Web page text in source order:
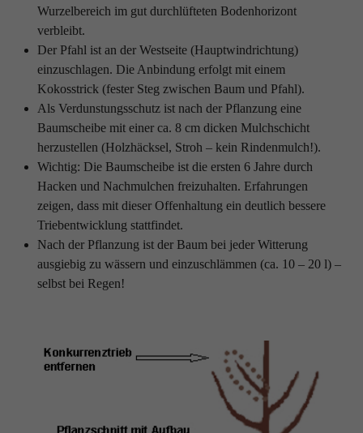
Wurzelbereich im gut durchlüfteten Bodenhorizont
verbleibt.
Der Pfahl ist an der Westseite (Hauptwindrichtung)
einzuschlagen. Die Anbindung erfolgt mit einem
Kokosstrick (fester Steg zwischen Baum und Pfahl).
Als Verdunstungsschutz ist nach der Pflanzung eine
Baumscheibe mit einer ca. 8 cm dicken Mulchschicht
herzustellen (Holzhäcksel, Stroh – kein Rindenmulch!).
Wichtig: Die Baumscheibe ist die ersten 6 Jahre durch
Hacken und Nachmulchen freizuhalten. Erfahrungen
zeigen, dass mit dieser Offenhaltung ein deutlich bessere
Triebentwicklung stattfindet.
Nach der Pflanzung ist der Baum bei jeder Witterung
ausgiebig zu wässern und einzuschlämmen (ca. 10 – 20 l) –
selbst bei Regen!